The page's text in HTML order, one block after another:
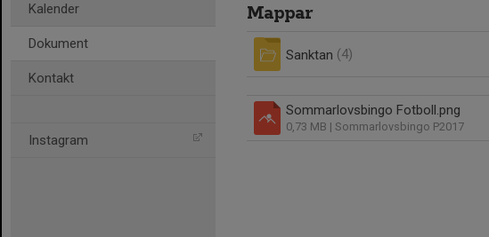
Kalender
Dokument
Kontakt
Instagram
Mappar
Sanktan (4)
Sommarlovsbingo Fotboll.png
0,73 MB | Sommarlovsbingo P2017